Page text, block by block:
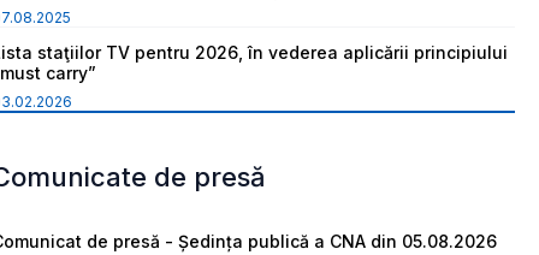
staţiilor TV pentru 2026, în vederea aplicării principiului
carry”
de presă
de presă - Ședința publică a CNA din 05.08.2026